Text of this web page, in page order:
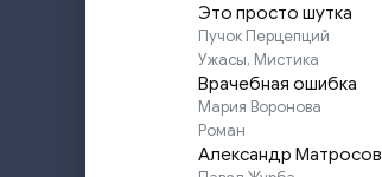
Это просто шутка
Пучок Перцепций
Ужасы, Мистика
Врачебная ошибка
Мария Воронова
Роман
Александр Матросов